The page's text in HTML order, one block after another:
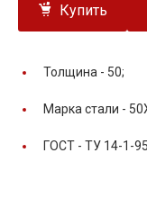
Купить
Толщина - 50;
Марка стали -
ГОСТ - ТУ 14-1-